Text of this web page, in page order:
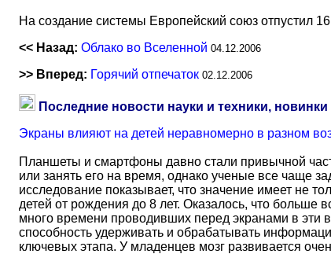
На создание системы Европейский союз отпустил
<< Назад: Облако во Вселенной 04.12.2006
>> Вперед: Горячий отпечаток 02.12.2006
Последние новости науки и техники, новинки
Экраны влияют на детей неравномерно в разном
Планшеты и смартфоны давно стали привычной
или занять его на время, однако ученые все чаще
исследование показывает, что значение имеет не
детей от рождения до 8 лет. Оказалось, что больше
много времени проводивших перед экранами в эти
способность удерживать и обрабатывать
ключевых этапа. У младенцев мозг развивается